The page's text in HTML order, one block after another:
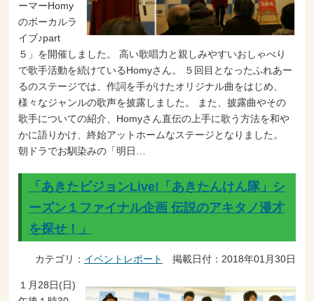
ーマーHomy
のボーカルラ
イブ♪part
５」を開催しました。 高い歌唱力と親しみやすいおしゃべり
で歌手活動を続けているHomyさん。 ５回目となったふれあー
るのステージでは、作詞を手がけたオリジナル曲をはじめ、
様々なジャンルの歌声を披露しました。 また、披露曲やその
歌手についての紹介、Homyさん直伝の上手に歌う方法を和や
かに語りかけ、終始アットホームなステージとなりました。
朝ドラでお馴染みの「明日…
「あきたビジョンLive!「あきたんけん隊」シ
ーズン１ファイナル企画 伝説のアキタノ漫才
を探せ！」
カテゴリ： イベントレポート 掲載日付：2018年01月30日
１月28日(日)